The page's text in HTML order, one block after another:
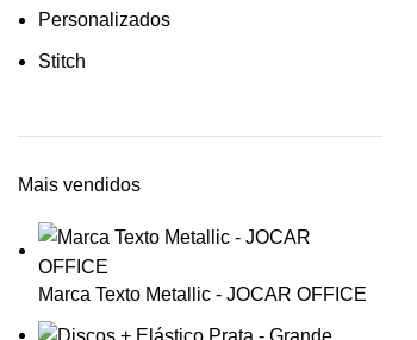
Personalizados
Stitch
Mais vendidos
Marca Texto Metallic - JOCAR OFFICE